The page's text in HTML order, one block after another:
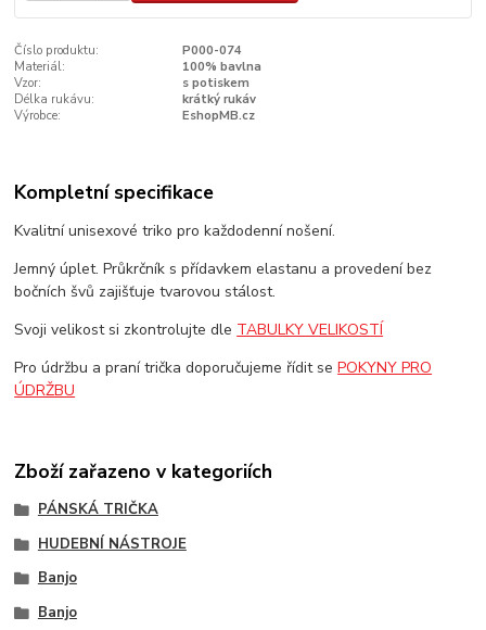
Číslo produktu:
P000-074
Materiál:
100% bavlna
Vzor:
s potiskem
Délka rukávu:
krátký rukáv
Výrobce:
EshopMB.cz
Kompletní specifikace
Kvalitní unisexové triko pro každodenní nošení.
Jemný úplet. Průkrčník s přídavkem elastanu a provedení bez
bočních švů zajišťuje tvarovou stálost.
Svoji velikost si zkontrolujte dle TABULKY VELIKOSTÍ
Pro údržbu a praní trička doporučujeme řídit sePOKYNY PRO
ÚDRŽBU
Zboží zařazeno v kategoriích
PÁNSKÁ TRIČKA
HUDEBNÍ NÁSTROJE
Banjo
Banjo